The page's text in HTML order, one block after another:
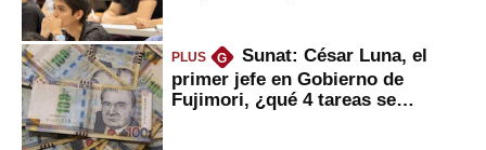
PLUS G
Sunat: César Luna, el
primer jefe en Gobierno de
Fujimori, ¿qué 4 tareas se